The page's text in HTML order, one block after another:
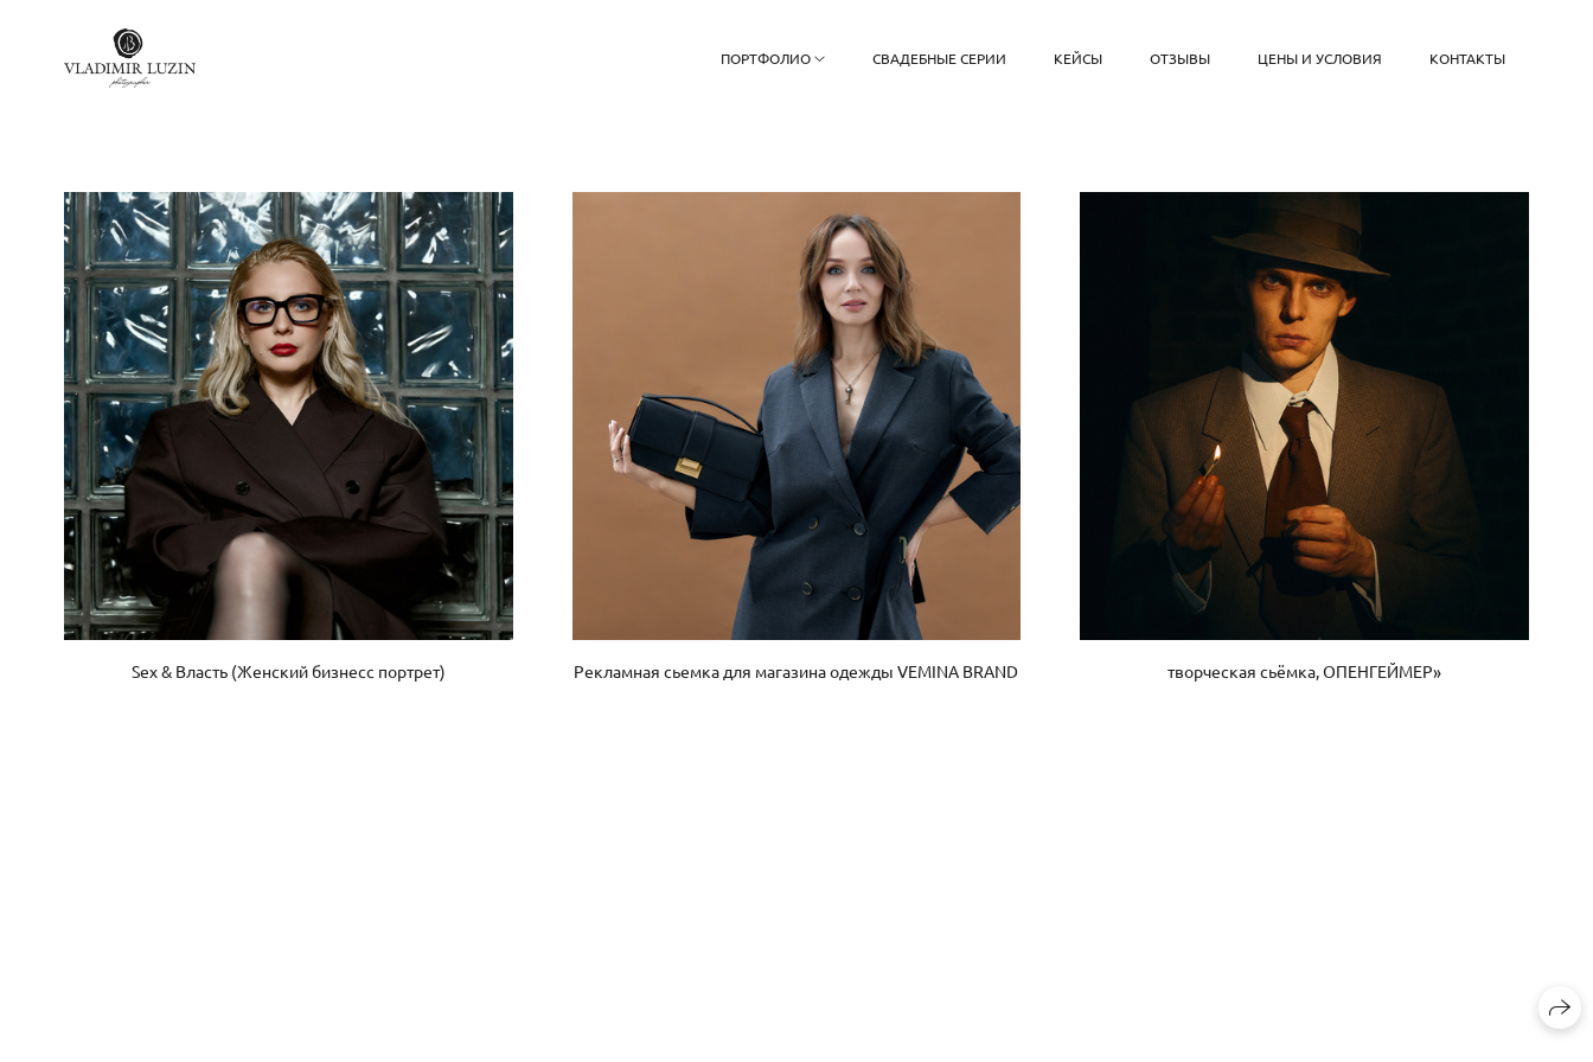
ПОРТФОЛИО СВАДЕБНЫЕ СЕРИИ КЕЙСЫ ОТЗЫВЫ ЦЕНЫ И УСЛОВИЯ КОНТАКТЫ
Sex & Власть (Женский бизнесс портрет) Рекламная сьемка для магазина одежды VEMINA BRAND творческая сьёмка, ОПЕНГЕЙМЕР»